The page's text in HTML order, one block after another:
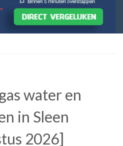
water en
in Sleen
2026]